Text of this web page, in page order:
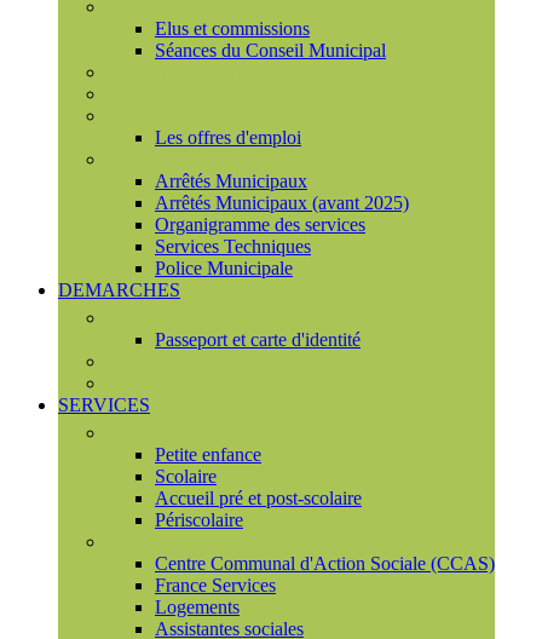
Elus et commissions
Séances du Conseil Municipal
Les offres d'emploi
Arrêtés Municipaux
Arrêtés Municipaux (avant 2025)
Organigramme des services
Services Techniques
Police Municipale
DEMARCHES
Passeport et carte d'identité
SERVICES
Petite enfance
Scolaire
Accueil pré et post-scolaire
Périscolaire
Centre Communal d'Action Sociale (CCAS)
France Services
Logements
Assistantes sociales